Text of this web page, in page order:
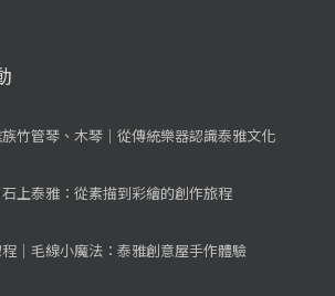
竹管琴、木琴｜從傳統樂器認識泰雅文化
上泰雅：從素描到彩繪的創作旅程
｜毛線小魔法：泰雅創意屋手作體驗